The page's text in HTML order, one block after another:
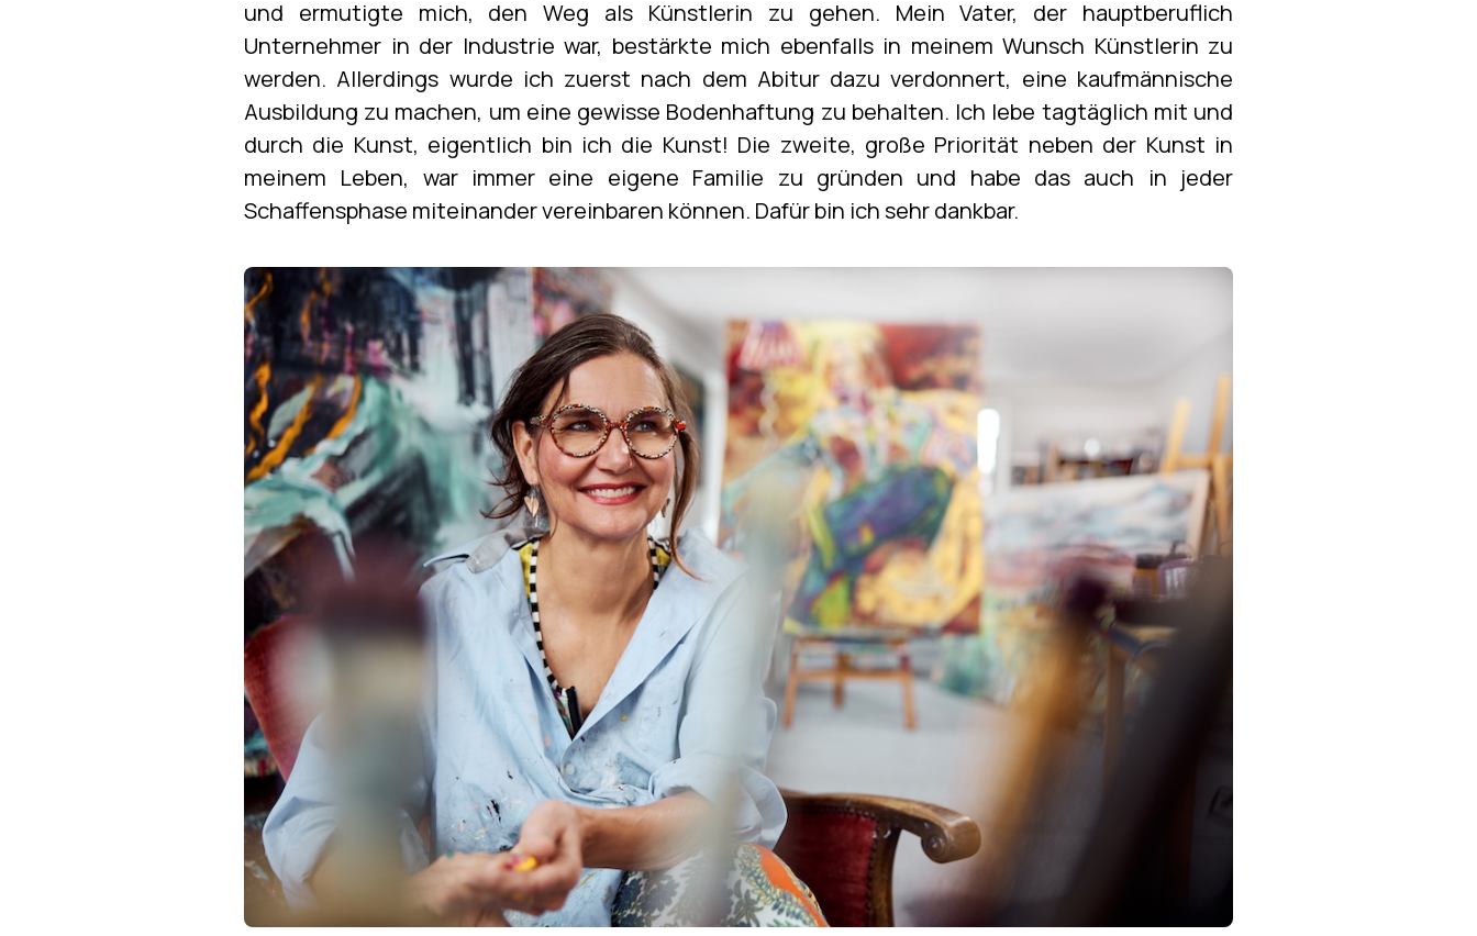
und ermutigte mich, den Weg als Künstlerin zu gehen. Mein Vater, der hauptberuflich
Unternehmer in der Industrie war, bestärkte mich ebenfalls in meinem Wunsch Künstlerin zu
werden. Allerdings wurde ich zuerst nach dem Abitur dazu verdonnert, eine kaufmännische
Ausbildung zu machen, um eine gewisse Bodenhaftung zu behalten. Ich lebe tagtäglich mit und
durch die Kunst, eigentlich bin ich die Kunst! Die zweite, große Priorität neben der Kunst in
meinem Leben, war immer eine eigene Familie zu gründen und habe das auch in jeder
Schaffensphase miteinander vereinbaren können. Dafür bin ich sehr dankbar.